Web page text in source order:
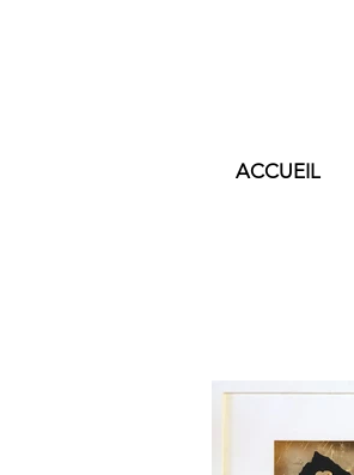
ACCUEIL